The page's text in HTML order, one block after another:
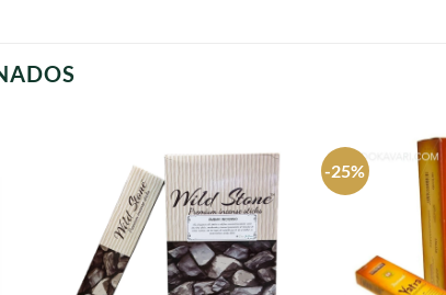
Agregar
favoritos
-25%